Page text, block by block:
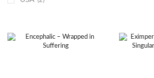
Punk (146)
Stoner (22)
Thrash Metal (108)